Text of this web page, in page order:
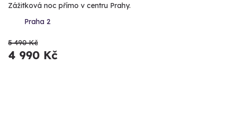
Zážitková noc přímo v centru Prahy.
Praha 2
5 490 Kč
4 990 Kč